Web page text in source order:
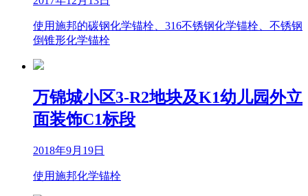
使用施邦的碳钢化学锚栓、316不锈钢化学锚栓、不锈钢
倒锥形化学锚栓
万锦城小区3-R2地块及K1幼儿园外立
面装饰C1标段
2018年9月19日
使用施邦化学锚栓